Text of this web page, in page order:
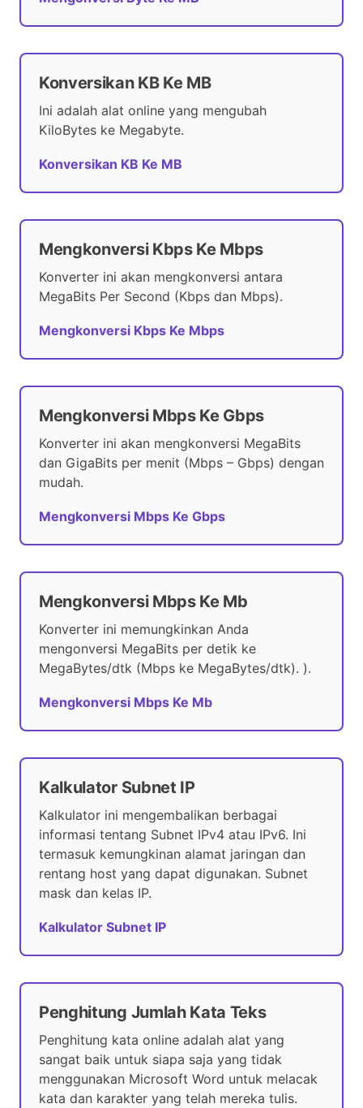
Konversikan KB Ke MB
Ini adalah alat online yang mengubah
KiloBytes ke Megabyte.
Konversikan KB Ke MB
Mengkonversi Kbps Ke Mbps
Konverter ini akan mengkonversi antara
MegaBits Per Second (Kbps dan Mbps).
Mengkonversi Kbps Ke Mbps
Mengkonversi Mbps Ke Gbps
Konverter ini akan mengkonversi MegaBits
dan GigaBits per menit (Mbps – Gbps) dengan
mudah.
Mengkonversi Mbps Ke Gbps
Mengkonversi Mbps Ke Mb
Konverter ini memungkinkan Anda
mengonversi MegaBits per detik ke
MegaBytes/dtk (Mbps ke MegaBytes/dtk). ).
Mengkonversi Mbps Ke Mb
Kalkulator Subnet IP
Kalkulator ini mengembalikan berbagai
informasi tentang Subnet IPv4 atau IPv6. Ini
termasuk kemungkinan alamat jaringan dan
rentang host yang dapat digunakan. Subnet
mask dan kelas IP.
Kalkulator Subnet IP
Penghitung Jumlah Kata Teks
Penghitung kata online adalah alat yang
sangat baik untuk siapa saja yang tidak
menggunakan Microsoft Word untuk melacak
kata dan karakter yang telah mereka tulis.